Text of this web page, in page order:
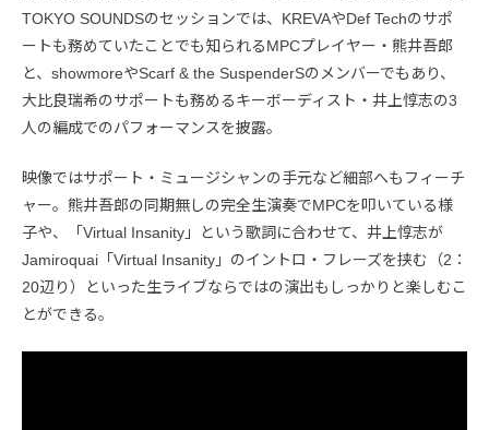
TOKYO SOUNDSのセッションでは、KREVAやDef Techのサポ
ートも務めていたことでも知られるMPCプレイヤー・熊井吾郎
と、showmoreやScarf & the SuspenderSのメンバーでもあり、
大比良瑞希のサポートも務めるキーボーディスト・井上惇志の3
人の編成でのパフォーマンスを披露。
映像ではサポート・ミュージシャンの手元など細部へもフィーチ
ャー。熊井吾郎の同期無しの完全生演奏でMPCを叩いている様
子や、「Virtual Insanity」という歌詞に合わせて、井上惇志が
Jamiroquai「Virtual Insanity」のイントロ・フレーズを挟む（2：
20辺り）といった生ライブならではの演出もしっかりと楽しむこ
とができる。